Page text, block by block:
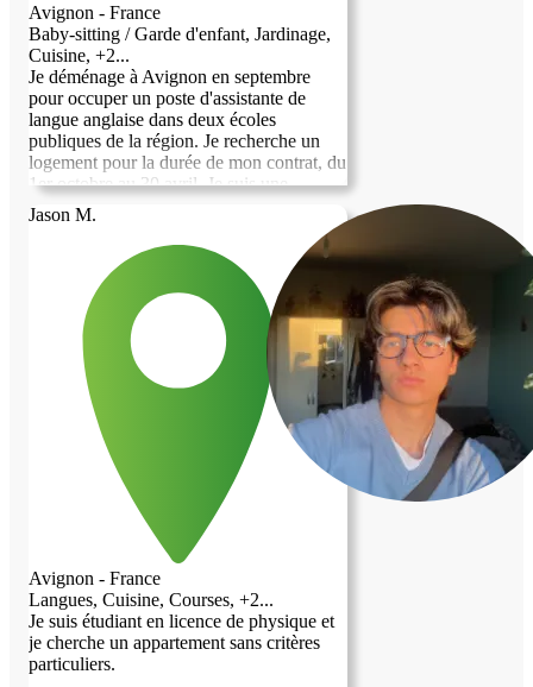
Avignon - France
Baby-sitting / Garde d'enfant, Jardinage,
Cuisine, +2...
Je déménage à Avignon en septembre
pour occuper un poste d'assistante de
langue anglaise dans deux écoles
publiques de la région. Je recherche un
logement pour la durée de mon contrat, du
1er octobre au 30 avril. Je suis une
personne aimable et curieuse qui adore
voyager et découvrir de nouvelles
cultures. Je ne bois pas et je ne fume pas,
et j’apprécie une vie calme et simple. Je
pratique la méditation, j’adore lire et je
souhaite vraiment me concentrer sur
l’apprentissage du français. J’ai de
l’expérience dans le gardiennage de
maisons, la garde d’animaux et la garde
d’enfants. J’aime également voyager avec
Workaway et j’ai déjà participé à des
échanges de maisons en échange d’un
coup de main. Je peux aider au jardin,
faire le ménage, m’occuper des animaux
de compagnie et effectuer quelques petits
travaux de bricolage.
Jason M.
Avignon - France
Langues, Cuisine, Courses, +2...
Je suis étudiant en licence de physique et
je cherche un appartement sans critères
particuliers.